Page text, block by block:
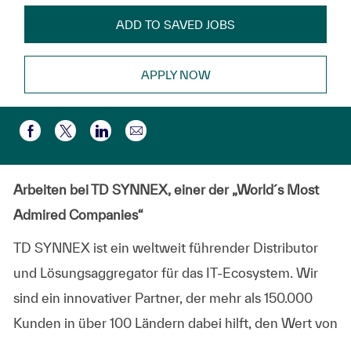
ADD TO SAVED JOBS
APPLY NOW
Share via Facebook
Share via twitter
Share via LinkedIn
Share via email
Arbeiten bei TD SYNNEX, einer der „World´s Most
Admired Companies“
TD SYNNEX ist ein weltweit führender Distributor
und Lösungsaggregator für das IT-Ecosystem. Wir
sind ein innovativer Partner, der mehr als 150.000
Kunden in über 100 Ländern dabei hilft, den Wert von